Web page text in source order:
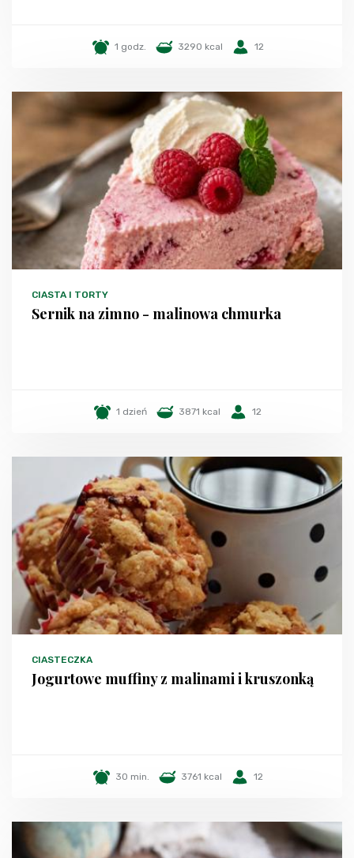
1 godz. 3290 kcal 12
CIASTA I TORTY
Sernik na zimno - malinowa chmurka
1 dzień 3871 kcal 12
CIASTECZKA
Jogurtowe muffiny z malinami i kruszonką
30 min. 3761 kcal 12